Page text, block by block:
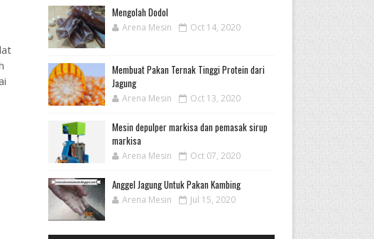
Mengolah Dodol
Arena Mesin Oct 14, 2020
Membuat Pakan Ternak Tinggi Protein dari
Jagung
Arena Mesin Oct 13, 2020
Mesin depulper markisa dan pemasak sirup
markisa
Arena Mesin Oct 07, 2020
Anggel Jagung Untuk Pakan Kambing
Arena Mesin Jul 15, 2020